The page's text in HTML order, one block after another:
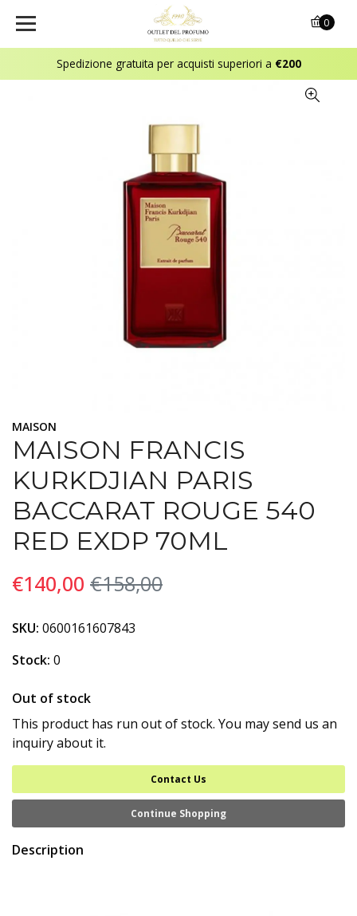
Spedizione gratuita per acquisti superiori a €200
0
MAISON
MAISON FRANCIS
KURKDJIAN PARIS
BACCARAT ROUGE 540
RED EXDP 70ML
€140,00 €158,00
SKU: 0600161607843
Stock: 0
Out of stock
This product has run out of stock. You may send us an
inquiry about it.
Contact Us
Continue Shopping
Description